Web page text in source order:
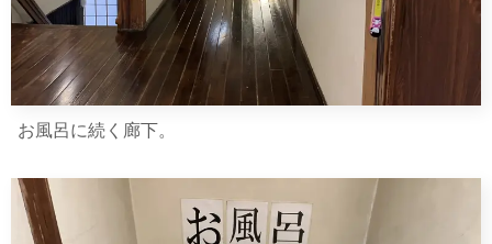
お風呂に続く廊下。